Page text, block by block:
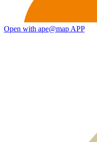
Open with ape@map APP